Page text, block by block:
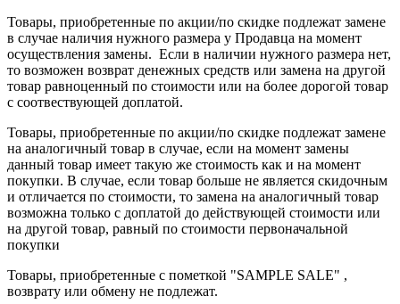
Товары, приобретенные по акции/по скидке подлежат замене
в случае наличия нужного размера у Продавца на момент
осуществления замены. Если в наличии нужного размера нет,
то возможен возврат денежных средств или замена на другой
товар равноценный по стоимости или на более дорогой товар
с соотвествующей доплатой.
Товары, приобретенные по акции/по скидке подлежат замене
на аналогичный товар в случае, если на момент замены
данный товар имеет такую же стоимость как и на момент
покупки. В случае, если товар больше не является скидочным
и отличается по стоимости, то замена на аналогичный товар
возможна только с доплатой до действующей стоимости или
на другой товар, равный по стоимости первоначальной
покупки
Товары, приобретенные с пометкой "SAMPLE SALE" ,
возврату или обмену не подлежат.